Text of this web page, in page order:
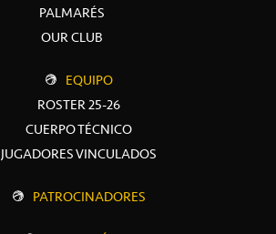
PALMARÉS
OUR CLUB
EQUIPO
ROSTER 25-26
CUERPO TÉCNICO
JUGADORES VINCULADOS
PATROCINADORES